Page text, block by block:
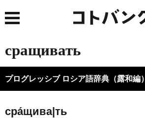
сращивать
プログレッシブ ロシア語辞典（露和編）
сра́щива|ть